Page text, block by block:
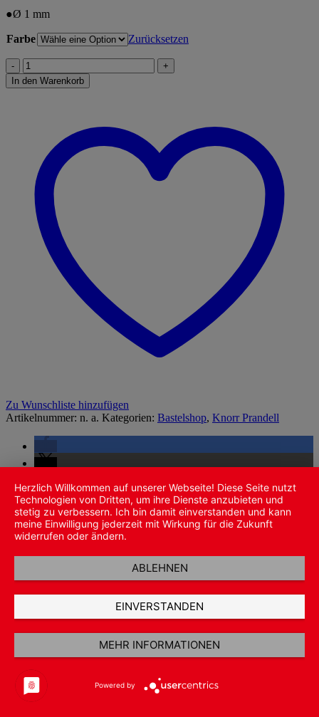
●Ø 1 mm
Farbe Zurücksetzen
Gummikordel
0,9
1mm
In den Warenkorb
Zu Wunschliste hinzufügen
Artikelnummer: n. a. Kategorien: Bastelshop, Knorr Prandell
Produktsicherheit
Ähnliche Produkte
Herzlich Willkommen auf unserer Webseite! Diese Seite nutzt
Technologien von Dritten, um ihre Dienste anzubieten und
stetig zu verbessern. Ich bin damit einverstanden und kann
meine Einwilligung jederzeit mit Wirkung für die Zukunft
widerrufen oder ändern.
ABLEHNEN
EINVERSTANDEN
MEHR INFORMATIONEN
Powered by